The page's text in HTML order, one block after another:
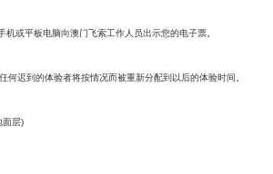
或平板电脑向澳门飞索工作人员出示您的电子票。
迟到的体验者将按情况而被重新分配到以后的体验时间。
面层)